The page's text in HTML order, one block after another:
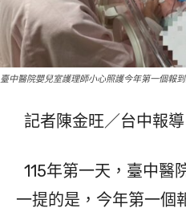
臺中醫院嬰兒室護理師小心照護今年第一個報
記者陳金旺／台中報導
115年第一天，臺中醫
一提的是，今年第一個